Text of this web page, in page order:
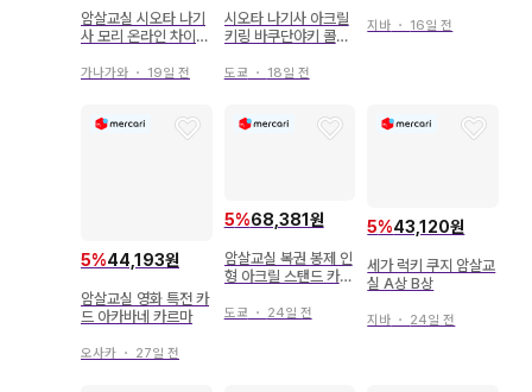
암살교실 시오타 나기
사 모리 온라인 차이나
가나가와 ・ 19일 전
시오타 나기사 아크릴
키링 바쿠단야키 콜라
도쿄 ・ 18일 전
지바 ・ 16일 전
5%44,193원
암살교실 영화 특전 카
드 아카바네 카르마
오사카 ・ 27일 전
5%68,381원
암살교실 복권 봉제 인
형 아크릴 스탠드 카야
도쿄 ・ 24일 전
5%43,120원
세가 럭키 쿠지 암살교
실 A상 B상
지바 ・ 24일 전